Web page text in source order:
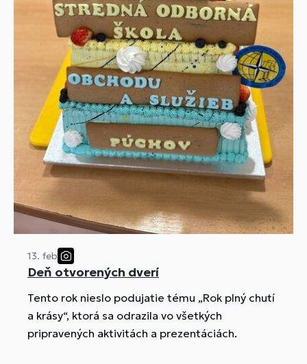
13. feb
Deň otvorených dverí
Tento rok nieslo podujatie tému „Rok plný chutí
a krásy“, ktorá sa odrazila vo všetkých
pripravených aktivitách a prezentáciách.